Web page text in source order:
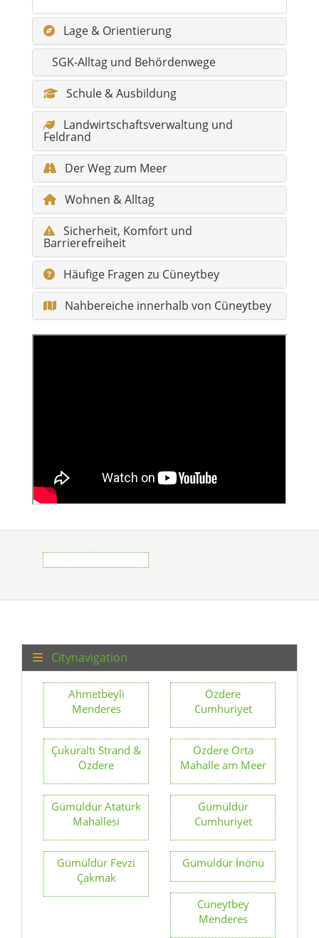
Lage & Orientierung
SGK-Alltag und Behördenwege
Schule & Ausbildung
Landwirtschaftsverwaltung und
Feldrand
Der Weg zum Meer
Wohnen & Alltag
Sicherheit, Komfort und
Barrierefreiheit
Häufige Fragen zu Cüneytbey
Nahbereiche innerhalb von Cüneytbey
Citynavigation
Ahmetbeyli
Menderes
Özdere
Cumhuriyet
Çukuraltı Strand &
Özdere
Özdere Orta
Mahalle am Meer
Gümüldür Atatürk
Mahallesi
Gümüldür
Cumhuriyet
Gümüldür Fevzi
Çakmak
Gümüldür İnönü
Cüneytbey
Menderes